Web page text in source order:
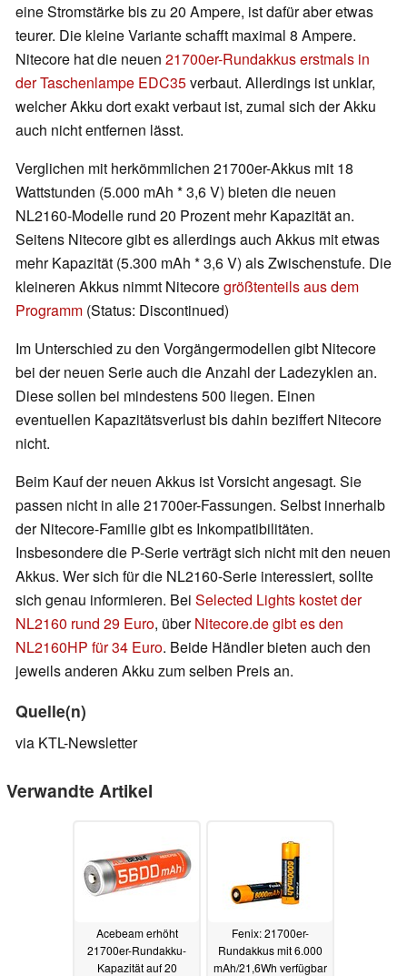
eine Stromstärke bis zu 20 Ampere, ist dafür aber etwas
teurer. Die kleine Variante schafft maximal 8 Ampere.
Nitecore hat die neuen 21700er-Rundakkus erstmals in
der Taschenlampe EDC35verbaut. Allerdings ist unklar,
welcher Akku dort exakt verbaut ist, zumal sich der Akku
auch nicht entfernen lässt.
Verglichen mit herkömmlichen 21700er-Akkus mit 18
Wattstunden (5.000 mAh * 3,6 V) bieten die neuen
NL2160-Modelle rund 20 Prozent mehr Kapazität an.
Seitens Nitecore gibt es allerdings auch Akkus mit etwas
mehr Kapazität (5.300 mAh * 3,6 V) als Zwischenstufe. Die
kleineren Akkus nimmt Nitecoregrößtenteils aus dem
Programm (Status: Discontinued)
Im Unterschied zu den Vorgängermodellen gibt Nitecore
bei der neuen Serie auch die Anzahl der Ladezyklen an.
Diese sollen bei mindestens 500 liegen. Einen
eventuellen Kapazitätsverlust bis dahin beziffert Nitecore
nicht.
Beim Kauf der neuen Akkus ist Vorsicht angesagt. Sie
passen nicht in alle 21700er-Fassungen. Selbst innerhalb
der Nitecore-Familie gibt es Inkompatibilitäten.
Insbesondere die P-Serie verträgt sich nicht mit den neuen
Akkus. Wer sich für die NL2160-Serie interessiert, sollte
sich genau informieren. Bei Selected Lights kostet der
NL2160 rund 29 Euro, überNitecore.de gibt es den
NL2160HP für 34 Euro. Beide Händler bieten auch den
jeweils anderen Akku zum selben Preis an.
Quelle(n)
via KTL-Newsletter
Verwandte Artikel
Acebeam erhöht
21700er-Rundakku-
Kapazität auf 20
Fenix: 21700er-
Rundakkus mit 6.000
mAh/21,6Wh verfügbar